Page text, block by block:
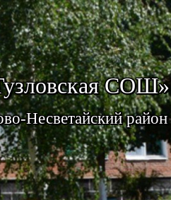
СОШ»
Несветайский район